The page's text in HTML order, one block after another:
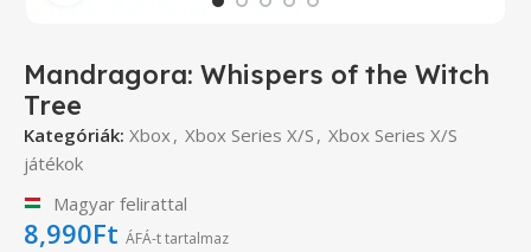
Mandragora: Whispers of the Witch
Tree
Kategóriák: Xbox , Xbox Series X/S , Xbox Series X/S
játékok
Magyar felirattal
8,990Ft ÁFÁ-t tartalmaz